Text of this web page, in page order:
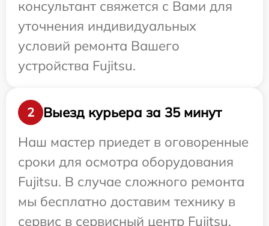
консультант свяжется с Вами для
уточнения индивидуальных
условий ремонта Вашего
устройства Fujitsu.
2
Выезд курьера за 35 минут
Наш мастер приедет в оговоренные
сроки для осмотра оборудования
Fujitsu. В случае сложного ремонта
мы бесплатно доставим технику в
сервис в сервисный центр Fujitsu.